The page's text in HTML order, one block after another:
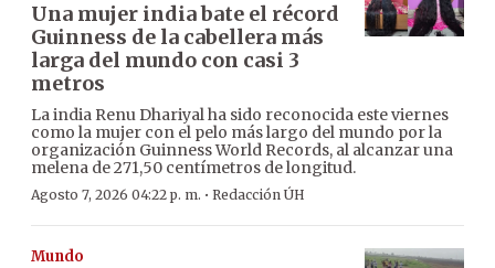
Una mujer india bate el récord
Guinness de la cabellera más
larga del mundo con casi 3
metros
La india Renu Dhariyal ha sido reconocida este viernes
como la mujer con el pelo más largo del mundo por la
organización Guinness World Records, al alcanzar una
melena de 271,50 centímetros de longitud.
Agosto 7, 2026 04:22 p. m. · Redacción ÚH
Mundo